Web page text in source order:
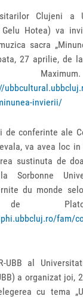
Clujeni a
Hotea) va
sacra
27 aprilie, de
invierii/
de conferinte ale
va avea loc
sustinuta de
Sorbonne
du monde
de
fam/
UBB al
a organizat joi,
cu tema